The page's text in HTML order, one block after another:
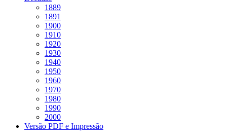
1889
1891
1900
1910
1920
1930
1940
1950
1960
1970
1980
1990
2000
Versão PDF e Impressão